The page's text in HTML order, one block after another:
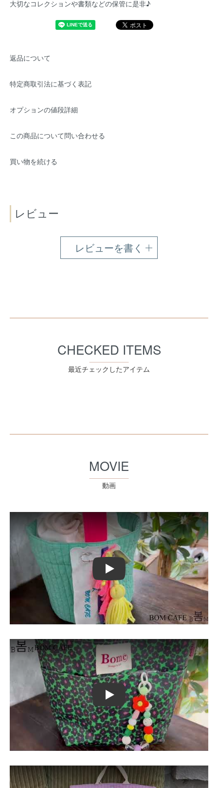
大切なコレクションや書類などの保管に是非♪
返品について
特定商取引法に基づく表記
オプションの値段詳細
この商品について問い合わせる
買い物を続ける
レビュー
レビューを書く
CHECKED ITEMS
最近チェックしたアイテム
MOVIE
動画
Play
Play